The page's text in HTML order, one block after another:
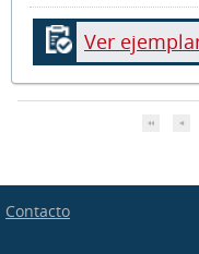
Ver
Contacto